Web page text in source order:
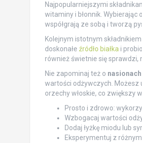
Najpopularniejszymi
witaminy i błonnik.
współgrają ze sobą i tworzą
Kolejnym istotnym
doskonałe źródło białkai
również świetnie się sprawdzi,
Nie zapominaj też o
wartości odżywczych. Możesz
orzechy włoskie, co zwiększy
Prosto i zdrowo:
Wzbogacaj wartości
Dodaj łyżkę miodu lub
Eksperymentuj z